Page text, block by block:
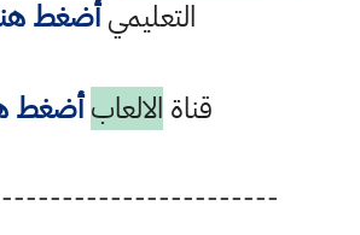
التعليميأضغط
قناة الالعاب أضغط